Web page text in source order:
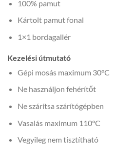
100% pamut
Kártolt pamut fonal
1×1 bordagallér
Kezelési útmutató
Gépi mosás maximum 30°C
Ne használjon fehérítőt
Ne szárítsa szárítógépben
Vasalás maximum 110°C
Vegyileg nem tisztítható